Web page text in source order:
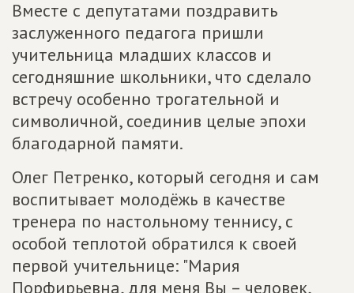
Вместе с депутатами поздравить
заслуженного педагога пришли
учительница младших классов и
сегодняшние школьники, что сделало
встречу особенно трогательной и
символичной, соединив целые эпохи
благодарной памяти.
Олег Петренко, который сегодня и сам
воспитывает молодёжь в качестве
тренера по настольному теннису, с
особой теплотой обратился к своей
первой учительнице: "Мария
Порфирьевна, для меня Вы – человек,